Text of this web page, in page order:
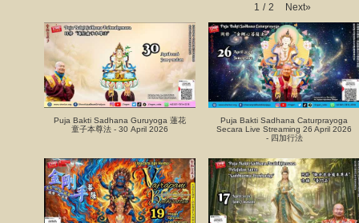
1 / 2 Next»
Puja Bakti Sadhana Guruyoga 蓮花
童子本尊法 - 30 April 2026
Puja Bakti Sadhana Caturprayoga
Secara Live Streaming 26 April 2026
- 四加行法